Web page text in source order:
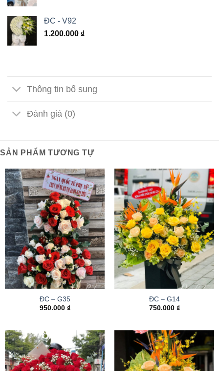
ĐC - V92
1.200.000 ₫
Thông tin bổ sung
Đánh giá (0)
SẢN PHẨM TƯƠNG TỰ
ĐC – G35
950.000 ₫
ĐC – G14
750.000 ₫